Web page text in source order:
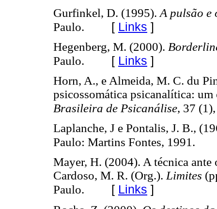
Gurfinkel, D. (1995). A pulsão e
Paulo. [ Links ]
Hegenberg, M. (2000).
Paulo. [ Links ]
Horn, A., e Almeida, M. C. du
psicossomática psicanalítica:
Brasileira de Psicanálise, 37
Laplanche, J e Pontalis, J. B.,
Paulo: Martins Fontes, 1991.
Mayer, H. (2004). A técnica
Cardoso, M. R. (Org.).Limites
Paulo. [ Links ]